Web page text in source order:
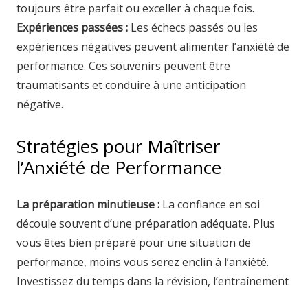
toujours être parfait ou exceller à chaque fois.
Expériences passées : Les échecs passés ou les
expériences négatives peuvent alimenter l’anxiété de
performance. Ces souvenirs peuvent être
traumatisants et conduire à une anticipation
négative.
Stratégies pour Maîtriser
l’Anxiété de Performance
La préparation minutieuse : La confiance en soi
découle souvent d’une préparation adéquate. Plus
vous êtes bien préparé pour une situation de
performance, moins vous serez enclin à l’anxiété.
Investissez du temps dans la révision, l’entraînement